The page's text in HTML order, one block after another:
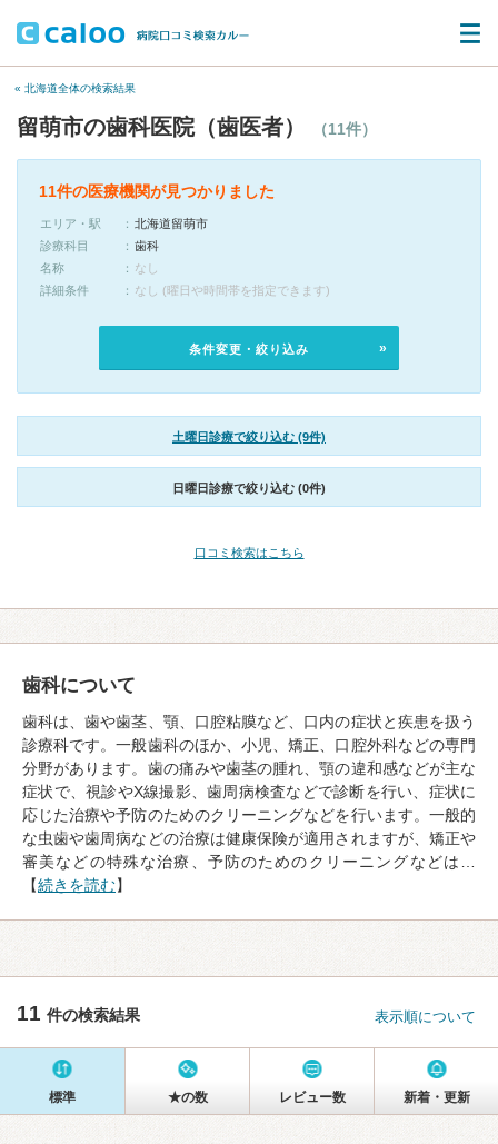
« 北海道全体の検索結果
留萌市の歯科医院（歯医者） （11件）
11件の医療機関が見つかりました
エリア・駅
北海道留萌市
診療科目
歯科
名称
なし
詳細条件
なし (曜日や時間帯を指定できます)
条件変更・絞り込み
土曜日診療で絞り込む (9件)
日曜日診療で絞り込む (0件)
口コミ検索はこちら
歯科について
歯科は、歯や歯茎、顎、口腔粘膜など、口内の症状と疾患を扱う
診療科です。一般歯科のほか、小児、矯正、口腔外科などの専門
分野があります。歯の痛みや歯茎の腫れ、顎の違和感などが主な
症状で、視診やX線撮影、歯周病検査などで診断を行い、症状に
応じた治療や予防のためのクリーニングなどを行います。一般的
な虫歯や歯周病などの治療は健康保険が適用されますが、矯正や
審美などの特殊な治療、予防のためのクリーニングなどは…
【続きを読む】
11 件の検索結果 表示順について
標準 ★の数 レビュー数 新着・更新